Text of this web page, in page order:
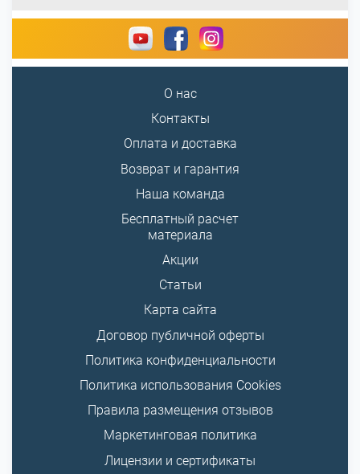
О нас
Контакты
Оплата и доставка
Возврат и гарантия
Наша команда
Бесплатный расчет
материала
Акции
Статьи
Карта сайта
Договор публичной оферты
Политика конфиденциальности
Политика использования Cookies
Правила размещения отзывов
Маркетинговая политика
Лицензии и сертификаты